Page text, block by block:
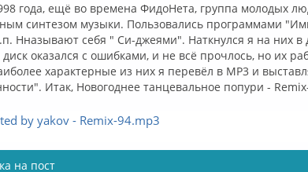
года, ещё во времена ФидоНета, группа молодых
синтезом музыки. Пользовались программами
Нназывают себя " Си-джеями". Наткнулся я на них
оказался с ошибками, и не всё прочлось, но их
характерные из них я перевёл в MP3 и
Итак, Новогоднее танцевальное попури -
by yakov - Remix-94.mp3
на пост